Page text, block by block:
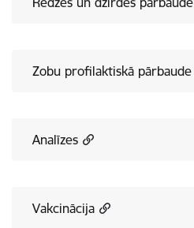
Zobu profilaktiskā pārbaude
Analīzes
Vakcinācija